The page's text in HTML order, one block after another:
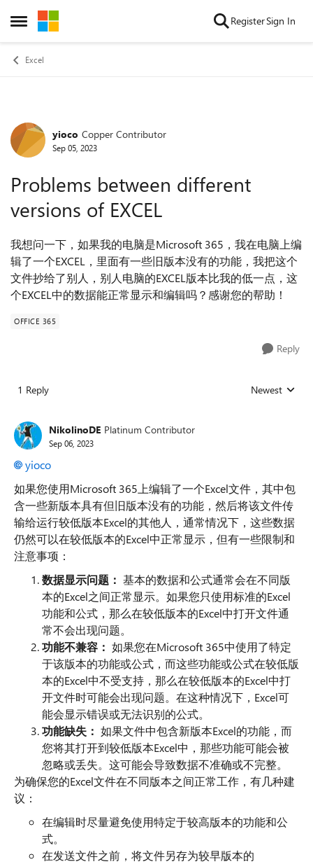
Open Side Menu
Skip to content RegisterSign In
Excel
Forum Discussion
yioco Copper Contributor
Sep 05, 2023
Problems between different
versions of EXCEL
我想问一下，如果我的电脑是Microsoft 365，我在电脑上编
辑了一个EXCEL，里面有一些旧版本没有的功能，我把这个
文件抄给了别人，别人电脑的EXCEL版本比我的低一点，这
个EXCEL中的数据能正常显示和编辑吗？感谢您的帮助！
OFFICE 365
Reply
1 Reply Replies sorted
Newest
NikolinoDE Platinum Contributor
Sep 06, 2023
yioco
如果您使用Microsoft 365上编辑了一个Excel文件，其中包
含一些新版本具有但旧版本没有的功能，然后将该文件传
输给运行较低版本Excel的其他人，通常情况下，这些数据
仍然可以在较低版本的Excel中正常显示，但有一些限制和
注意事项：
数据显示问题： 基本的数据和公式通常会在不同版
本的Excel之间正常显示。如果您只使用标准的Excel
功能和公式，那么在较低版本的Excel中打开文件通
常不会出现问题。
功能不兼容 ： 如果您在Microsoft 365中使用了特定
于该版本的功能或公式，而这些功能或公式在较低版
本的Excel中不受支持，那么在较低版本的Excel中打
开文件时可能会出现问题。在这种情况下，Excel可
能会显示错误或无法识别的公式。
功能缺失： 如果文件中包含新版本Excel的功能，而
您将其打开到较低版本Excel中，那些功能可能会被
忽略或丢失。这可能会导致数据不准确或不完整。
为确保您的Excel文件在不同版本之间正常工作，有几种建
议：
在编辑时尽量避免使用特定于较高版本的功能和公
式。
在发送文件之前，将文件另存为较早版本的